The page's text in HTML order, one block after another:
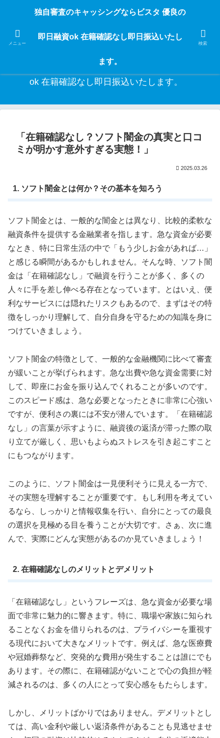
独自審査のフリーローンならビスタなら24時間365日 在籍確認なしで借りれる
な入用があっても安心！融資率97％！仕事をしている人ならブラックでも給料
日返済の１ヶ月融資で借りられるから安心！
独自審査のキャッシングならビスタ 優良の即日融資
ok 在籍確認なし即日振込いたします。
「在籍確認なし？ソフト闇金の真実と口コ
ミが明かす意外すぎる実態！」
2025.03.26
1. ソフト闇金とは何か？その基本を知ろう
ソフト闇金とは、一般的な闇金とは異なり、比較的柔軟な
融資条件を提供する金融業者を指します。急な資金が必要
なとき、特に日常生活の中で「もう少しお金があれば…」
と感じる瞬間があるかもしれません。そんな時、ソフト闇
金は「在籍確認なし」で融資を行うことが多く、多くの
人々に手を差し伸べる存在となっています。とはいえ、便
利なサービスには隠れたリスクもあるので、まずはその特
徴をしっかり理解して、自分自身を守るための知識を身に
つけていきましょう。
ソフト闇金の特徴として、一般的な金融機関に比べて審査
が緩いことが挙げられます。急な出費や急な資金需要に対
して、即座にお金を振り込んでくれることが多いのです。
このスピード感は、急な必要となったときに非常に心強い
ですが、便利さの裏には不安が潜んでいます。「在籍確認
なし」の言葉が示すように、融資後の返済が滞った際の取
り立てが厳しく、思いもよらぬストレスを引き起こすこと
にもつながります。
このように、ソフト闇金は一見便利そうに見える一方で、
その実態を理解することが重要です。もし利用を考えてい
るなら、しっかりと情報収集を行い、自分にとっての最良
の選択を見極める目を養うことが大切です。さぁ、次に進
んで、実際にどんな実態があるのか見ていきましょう！
2. 在籍確認なしのメリットとデメリット
「在籍確認なし」というフレーズは、急な資金が必要な場
面で非常に魅力的に響きます。特に、職場や家族に知られ
ることなくお金を借りられるのは、プライバシーを重視す
る現代において大きなメリットです。例えば、急な医療費
や冠婚葬祭など、突発的な費用が発生することは誰にでも
あります。その際に、在籍確認がないことで心の負担が軽
減されるのは、多くの人にとって安心感をもたらします。
しかし、メリットばかりではありません。デメリットとし
ては、高い金利や厳しい返済条件があることも見逃せませ
メニュー
独自審査のキャッシングならビスタ 優良の
即日融資ok 在籍確認なし即日振込いたし
ます。
検索